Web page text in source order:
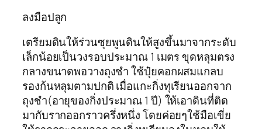
ลงมือปลูก
เตรียมดินให้ร่วนซุยพูนดินให้สูงขึ้นมาจากระดับ
เล็กน้อยเป็นวงรอบประมาณ 1 เมตร ขุดหลุมตรง
กลางขนาดพอวางถุงชำ ใช้ปุ๋ยคอกผสมแกลบ
รองก้นหลุมตามปกติ เมื่อแกะกิ่งทุเรียนออกจาก
ถุงชำ(อายุของกิ่งประมาณ 1 ปี) ให้เอาดินที่ติด
มากับรากออกราวครึ่งหนึ่ง โดยค่อยๆใช้มือเขี่ย